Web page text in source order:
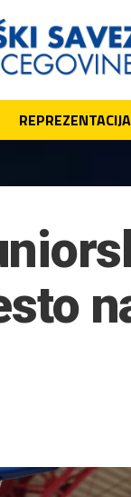
REPREZENTACIJA